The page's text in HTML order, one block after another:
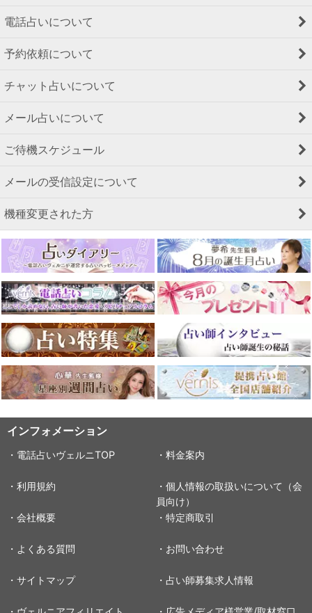
電話占いについて
予約依頼について
チャット占いについて
メール占いについて
ご待機スケジュール
メールの受信設定について
機種変更された方
インフォメーション
・電話占いヴェルニTOP ・料金案内
・利用規約
・個人情報の取扱いについて（会
員向け）
・会社概要
・特定商取引
・よくある質問 ・お問い合わせ
・サイトマップ ・占い師募集求人情報